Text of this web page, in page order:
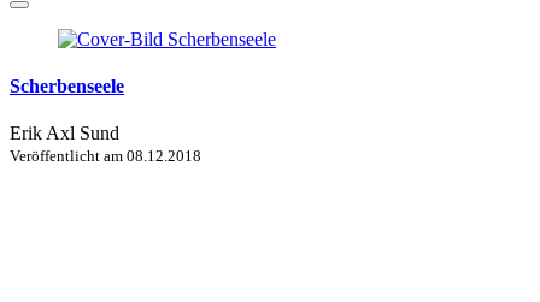
Scherbenseele
Erik Axl Sund
Veröffentlicht am 08.12.2018